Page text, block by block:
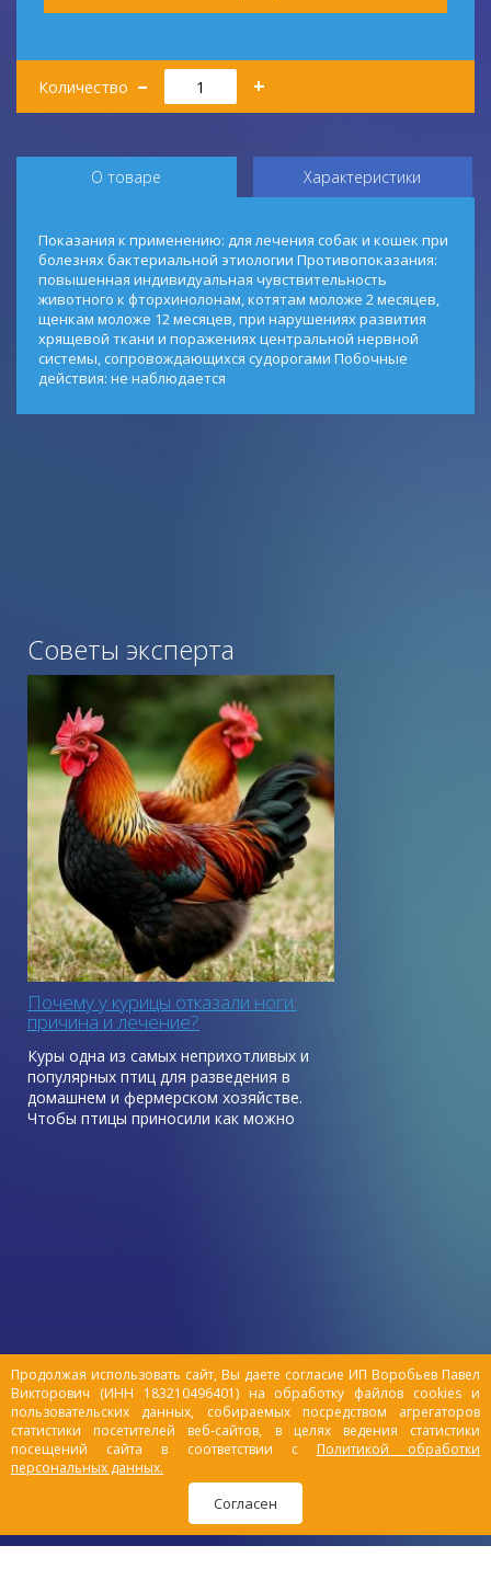
Продолжая использовать сайт, Вы даете согласие ИП Воробьев Павел
Викторович (ИНН 183210496401) на обработку файлов cookies и
пользовательских данных, собираемых посредством агрегаторов
статистики посетителей веб-сайтов, в целях ведения статистики
посещений сайта в соответствии с Политикой обработки
персональных данных.
Согласен
Количество
Количество
– +
О товаре Характеристики
Показания к применению: для лечения собак и кошек при
болезнях бактериальной этиологии Противопоказания:
повышенная индивидуальная чувствительность
животного к фторхинолонам, котятам моложе 2 месяцев,
щенкам моложе 12 месяцев, при нарушениях развития
хрящевой ткани и поражениях центральной нервной
системы, сопровождающихся судорогами Побочные
действия: не наблюдается
Советы эксперта
Почему у курицы отказали ноги:
причина и лечение?
Куры одна из самых неприхотливых и
популярных птиц для разведения в
домашнем и фермерском хозяйстве.
Чтобы птицы приносили как можно